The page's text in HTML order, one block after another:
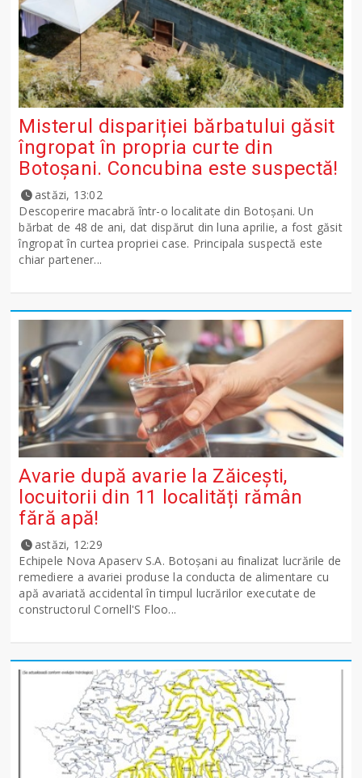
Misterul dispariției bărbatului găsit
îngropat în propria curte din
Botoșani. Concubina este suspectă!
astăzi, 13:02
Descoperire macabră într-o localitate din Botoșani. Un
bărbat de 48 de ani, dat dispărut din luna aprilie, a fost găsit
îngropat în curtea propriei case. Principala suspectă este
chiar partener...
Avarie după avarie la Zăicești,
locuitorii din 11 localități rămân
fără apă!
astăzi, 12:29
Echipele Nova Apaserv S.A. Botoșani au finalizat lucrările de
remediere a avariei produse la conducta de alimentare cu
apă avariată accidental în timpul lucrărilor executate de
constructorul Cornell'S Floo...